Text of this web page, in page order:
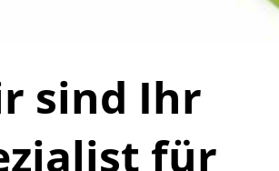
sind Ihr
für